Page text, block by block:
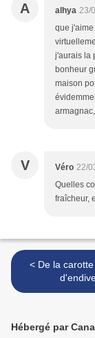
A alhya 23/
que
j'aurais la
bonheur
maison
V Véro 22/
Quelles
fraîcheur,
< De la carotte très peu
Hébergé par